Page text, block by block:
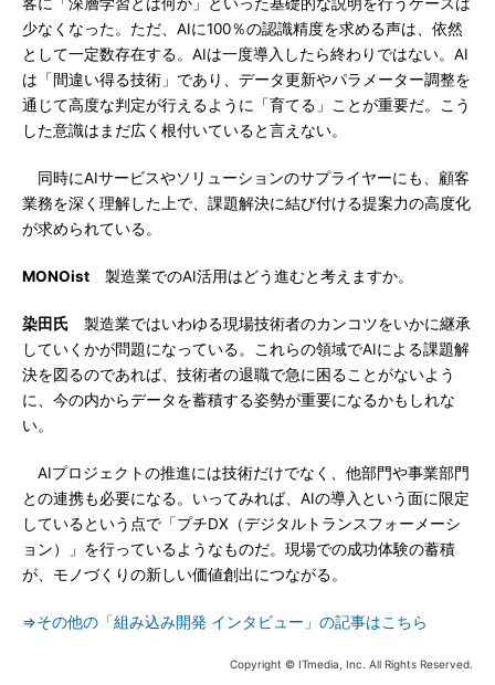
少なくなった。ただ、AIに100％の認識精度を求める声は、依然
として一定数存在する。AIは一度導入したら終わりではない。AI
は「間違い得る技術」であり、データ更新やパラメーター調整を
通じて高度な判定が行えるように「育てる」ことが重要だ。こう
した意識はまだ広く根付いていると言えない。
同時にAIサービスやソリューションのサプライヤーにも、顧客
業務を深く理解した上で、課題解決に結び付ける提案力の高度化
が求められている。
MONOist 製造業でのAI活用はどう進むと考えますか。
染田氏 製造業ではいわゆる現場技術者のカンコツをいかに継承
していくかが問題になっている。これらの領域でAIによる課題解
決を図るのであれば、技術者の退職で急に困ることがないよう
に、今の内からデータを蓄積する姿勢が重要になるかもしれな
い。
AIプロジェクトの推進には技術だけでなく、他部門や事業部門
との連携も必要になる。いってみれば、AIの導入という面に限定
しているという点で「プチDX（デジタルトランスフォーメーシ
ョン）」を行っているようなものだ。現場での成功体験の蓄積
が、モノづくりの新しい価値創出につながる。
⇒その他の「組み込み開発 インタビュー」の記事はこちら
Copyright © ITmedia, Inc. All Rights Reserved.